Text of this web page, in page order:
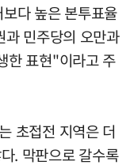
다 높은 본투표율
민주당의 오만과
한 표현"이라고 주
초접전 지역은 더
. 막판으로 갈수록